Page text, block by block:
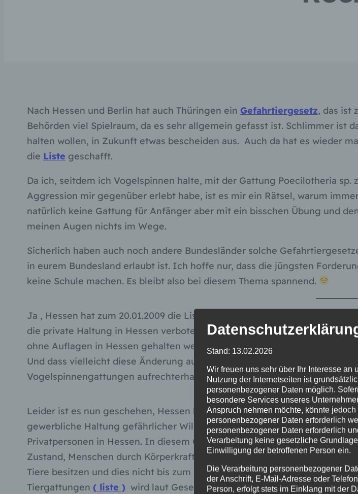
Nach Hessen und Berlin hat auch Thüringen ein Gefahrtiergesetz, das ist
Behörden viel Spielraum, da es sehr allgemein gefasst ist. Schlimmer ist
halten wollen, in Zukunft etwas bescheiden aus. Auch da hat es wieder
die Liste geschafft.
Da ich, seitdem ich Vogelspinnen halte, mit der Gattung Poecilotheria
Aggression mir gegenüber erlebt habe, ist es mir ein Rätsel, warum
natürlich keine Gattung für Anfänger aber mit ein bisschen Übung und
meinen Augen nichts im Wege.
Sicherlich haben auch noch andere Bundesländer solche
in eurem Bundesland erlaubt ist. Ich hoffe nur, dass die jüngsten
keine Schule machen. Es bleibt also bei diesem Thema spannend.
Ja , Hessen hat zum 20.01.2009 die Liste der gefährlichen Tiere
die private Haltung in Hessen verboten sind (Pterinochilus und
ohne Auflagen in Hessen gehalten werden. Es bleibt nun zu hoffen, dass
Und dass vielleicht diese Änderung auch eine Wirkung auf andere
Vogelspinnengattungen aufrechterhalten, eine Wirkung hat.
Leider ist es nun geschehen, Hessen hat als erstes Bundesland am 9.
gewerbliche Haltung gefährlicher Wildtiere erlassen. Das Verbot umfasst
Privatpersonen in Hessen. In diesem Gesetz geht es hauptsächlich um
Zustand, Menschen durch Körperkraft, Gift oder Verhalten erheblich
Tiere besitzen und dies nicht bis zum 30.4.2008 schriftlich angezeigt
Tiergattungen ( liste ) wird laut Gesetz verboten.
Stand: 13.02.2026
Wir freuen uns sehr über Ihr Interesse an
Nutzung der Internetseiten ist
personenbezogener Daten möglich.
besondere Services unseres
Anspruch nehmen möchte, könnte
personenbezogener Daten erforderlich
personenbezogener Daten erforderlich
Verarbeitung keine gesetzliche
Einwilligung der betroffenen Person ein.
Die Verarbeitung personenbezogener
der Anschrift, E-Mail-Adresse oder
Person, erfolgt stets im Einklang mit der